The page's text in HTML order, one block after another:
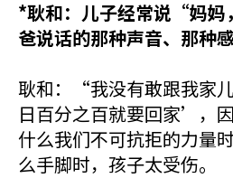
*耿和：儿子经常说“妈妈
爸说话的那种声音、那种
耿和：“我没有敢跟我家
日百分之百就要回家’，
什么我们不可抗拒的力量
么手脚时，孩子太受伤。